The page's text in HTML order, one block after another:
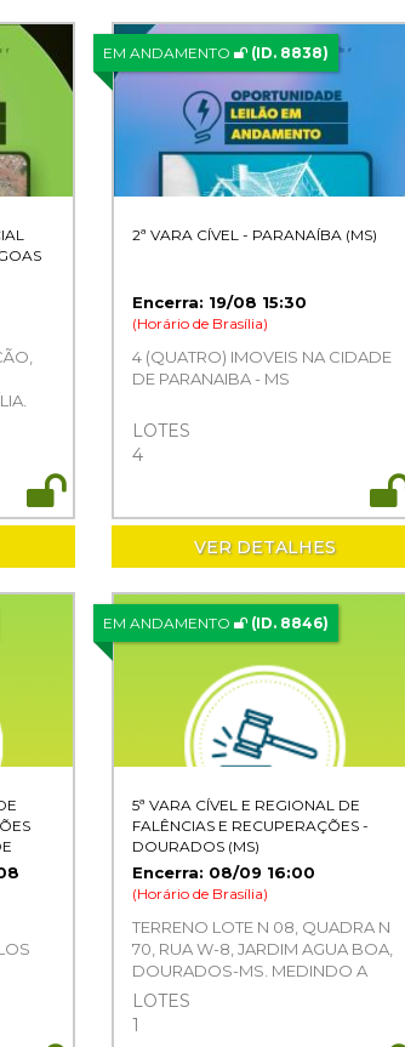
EM ANDAMENTO (ID. 8838)
2ª VARA CÍVEL - PARANAÍBA (MS)
Encerra: 19/08 15:30
(Horário de Brasília)
4 (QUATRO) IMOVEIS NA CIDADE
DE PARANAIBA - MS
LOTES
4
VER DETALHES
EM ANDAMENTO (ID. 8846)
5ª VARA CÍVEL E REGIONAL DE
FALÊNCIAS E RECUPERAÇÕES -
DOURADOS (MS)
Encerra: 08/09 16:00
(Horário de Brasília)
TERRENO LOTE N 08, QUADRA N
70, RUA W-8, JARDIM AGUA BOA,
DOURADOS-MS, MEDINDO A
ÁREA DE 360,00 M2 - SEM
BENFEITORIAS.
LOTES
1